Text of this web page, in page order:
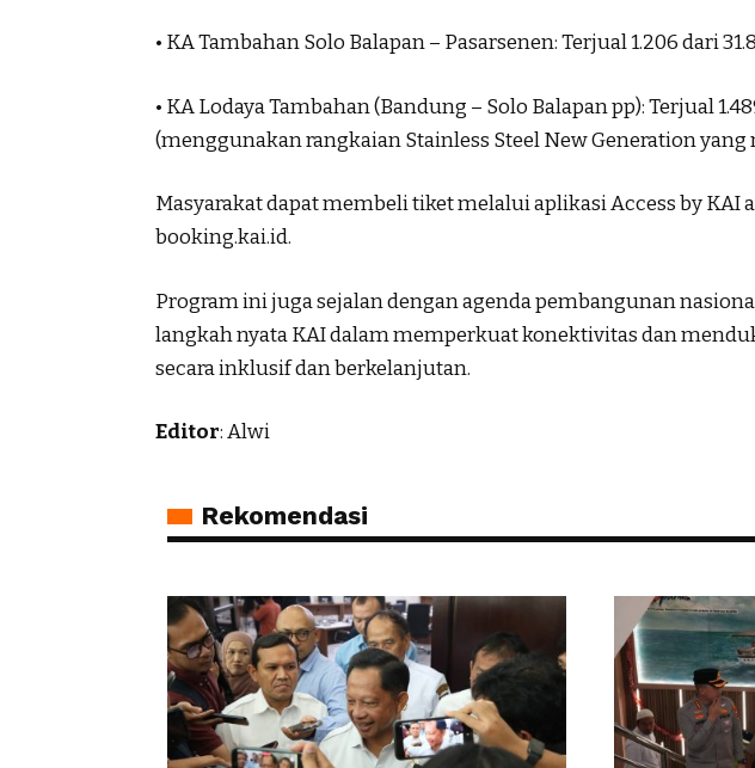
• KA Tambahan Solo Balapan – Pasarsenen: Terjual 1.206 dari
• KA Lodaya Tambahan (Bandung – Solo Balapan pp): Terjual
(menggunakan rangkaian Stainless Steel New Generation
Masyarakat dapat membeli tiket melalui aplikasi Access by KAI
booking.kai.id.
Program ini juga sejalan dengan agenda pembangunan
langkah nyata KAI dalam memperkuat konektivitas dan
secara inklusif dan berkelanjutan.
Editor: Alwi
Rekomendasi